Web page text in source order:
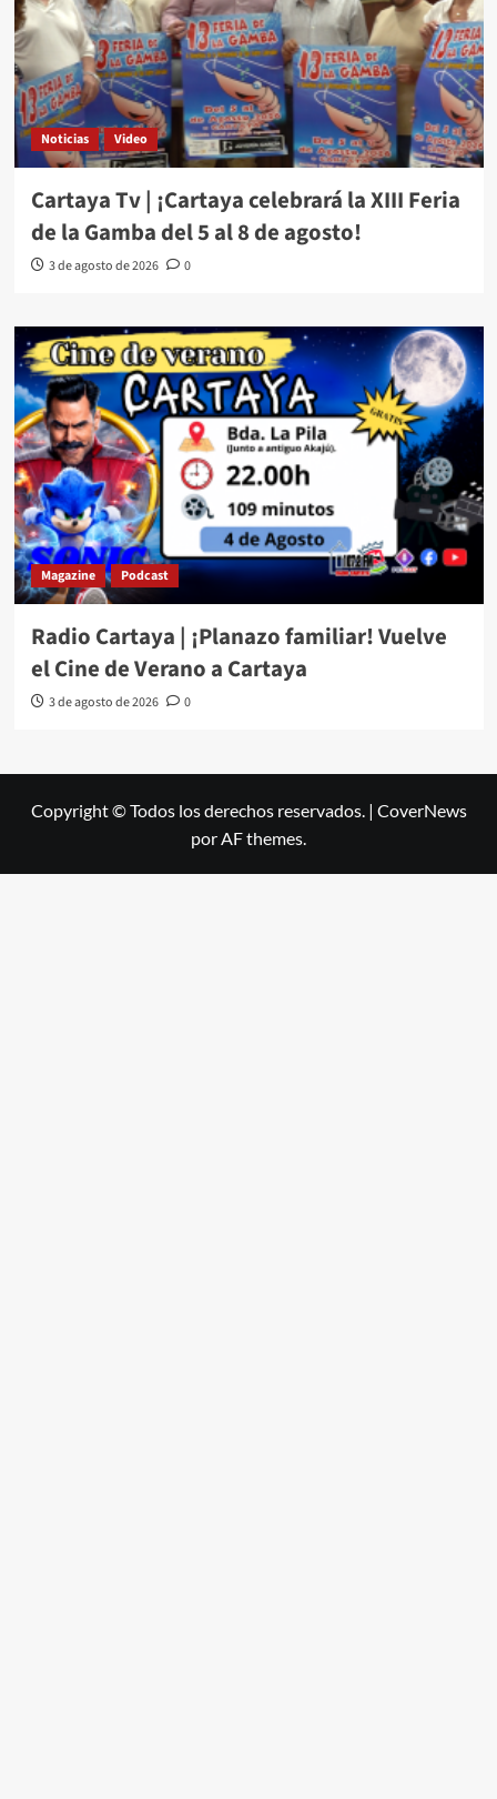
Noticias Video
Cartaya Tv | ¡Cartaya celebrará la XIII Feria
de la Gamba del 5 al 8 de agosto!
3 de agosto de 2026 0
Magazine Podcast
Radio Cartaya | ¡Planazo familiar! Vuelve
el Cine de Verano a Cartaya
3 de agosto de 2026 0
Copyright © Todos los derechos reservados. | CoverNews
por AF themes.